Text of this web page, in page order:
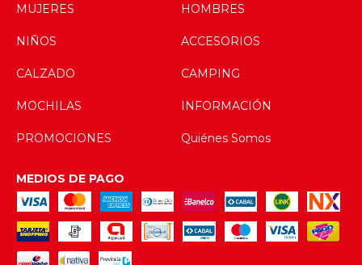
MUJERES
HOMBRES
NIÑOS ACCESORIOS
CALZADO CAMPING
MOCHILAS INFORMACIÓN
PROMOCIONES Quiénes Somos
MEDIOS DE PAGO